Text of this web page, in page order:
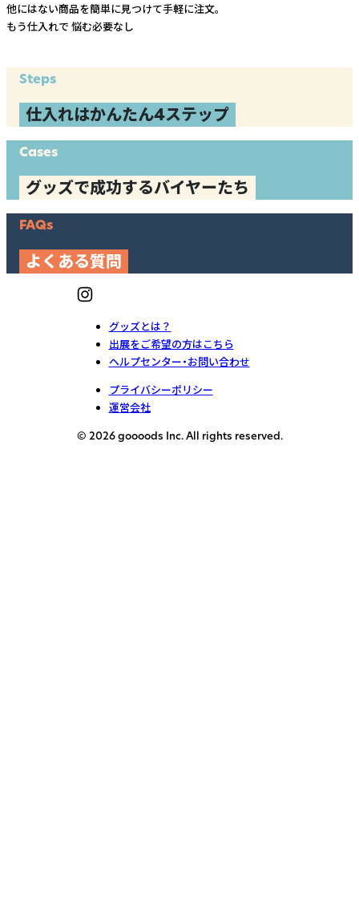
他にはない商品を簡単に見つけて手軽に注文。
もう仕入れで 悩む必要なし
Steps
仕入れはかんたん4ステップ
Cases
グッズで成功するバイヤーたち
FAQs
よくある質問
グッズとは？
出展をご希望の方はこちら
ヘルプセンター・お問い合わせ
プライバシーポリシー
運営会社
© 2026 goooods Inc. All rights reserved.